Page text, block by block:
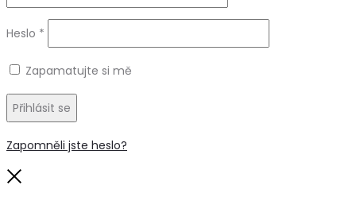
Heslo *
Zapamatujte si mě
Přihlásit se
Zapomněli jste heslo?